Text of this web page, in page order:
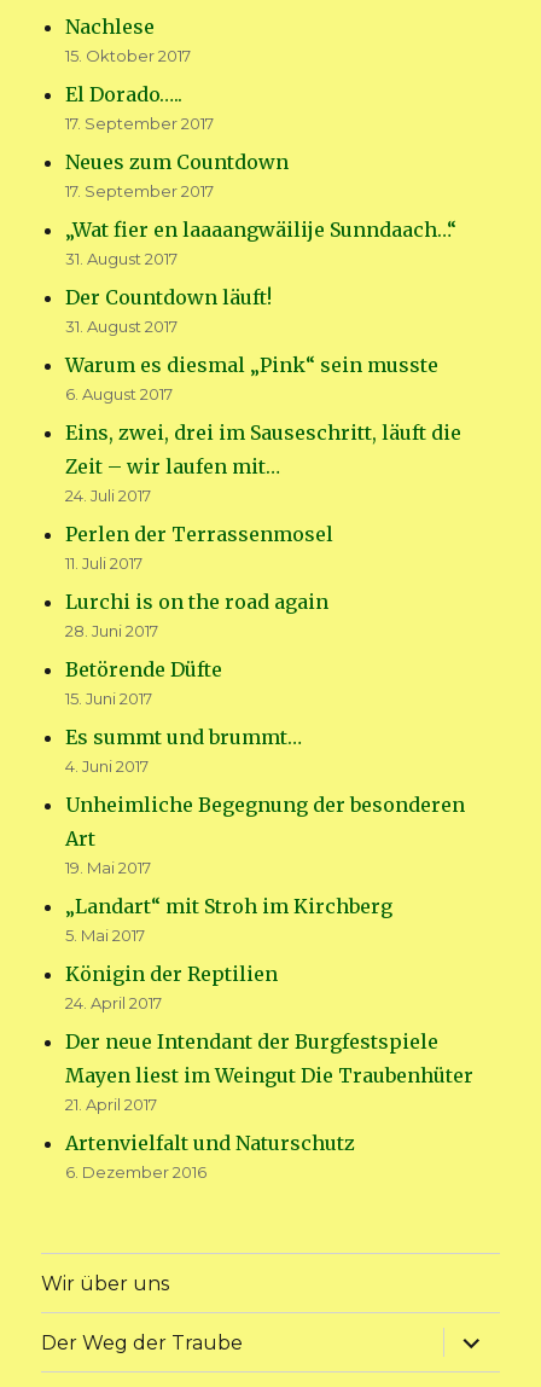
Nachlese
15. Oktober 2017
El Dorado…..
17. September 2017
Neues zum Countdown
17. September 2017
„Wat fier en laaaangwäilije Sunndaach…“
31. August 2017
Der Countdown läuft!
31. August 2017
Warum es diesmal „Pink“ sein musste
6. August 2017
Eins, zwei, drei im Sauseschritt, läuft die
Zeit – wir laufen mit…
24. Juli 2017
Perlen der Terrassenmosel
11. Juli 2017
Lurchi is on the road again
28. Juni 2017
Betörende Düfte
15. Juni 2017
Es summt und brummt…
4. Juni 2017
Unheimliche Begegnung der besonderen
Art
19. Mai 2017
„Landart“ mit Stroh im Kirchberg
5. Mai 2017
Königin der Reptilien
24. April 2017
Der neue Intendant der Burgfestspiele
Mayen liest im Weingut Die Traubenhüter
21. April 2017
Artenvielfalt und Naturschutz
6. Dezember 2016
Wir über uns
Der Weg der Traube